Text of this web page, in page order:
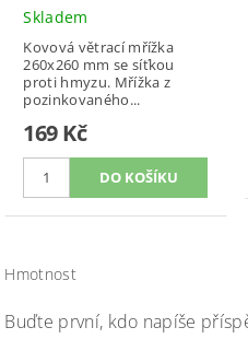
Skladem
Kovová větrací mřížka
260x260 mm se síťkou
proti hmyzu. Mřížka z
pozinkovaného...
169 Kč
Hmotnost
Buďte první, kdo napíše